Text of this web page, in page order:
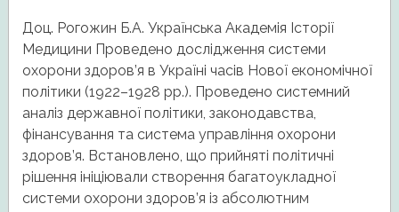
Доц. Рогожин Б.А. Українська Академія Історії
Медицини Проведено дослідження системи
охорони здоров’я в Україні часів Нової економічної
політики (1922–1928 рр.). Проведено системний
аналіз державної політики, законодавства,
фінансування та система управління охорони
здоров’я. Встановлено, що прийняті політичні
рішення ініціювали створення багатоукладної
системи охорони здоров’я із абсолютним